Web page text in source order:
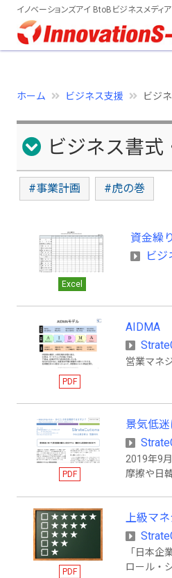
イノベーションズアイ BtoBビジネスメディア
ホーム ビジネス支援 ビジ
ビジネス書式
#事業計画 #虎の巻
Excel
資金繰
ビ
PDF
AIDMA
営業マネ
PDF
景気低
2019年9
摩擦や日
PDF
上級マ
「日本企
ロール・